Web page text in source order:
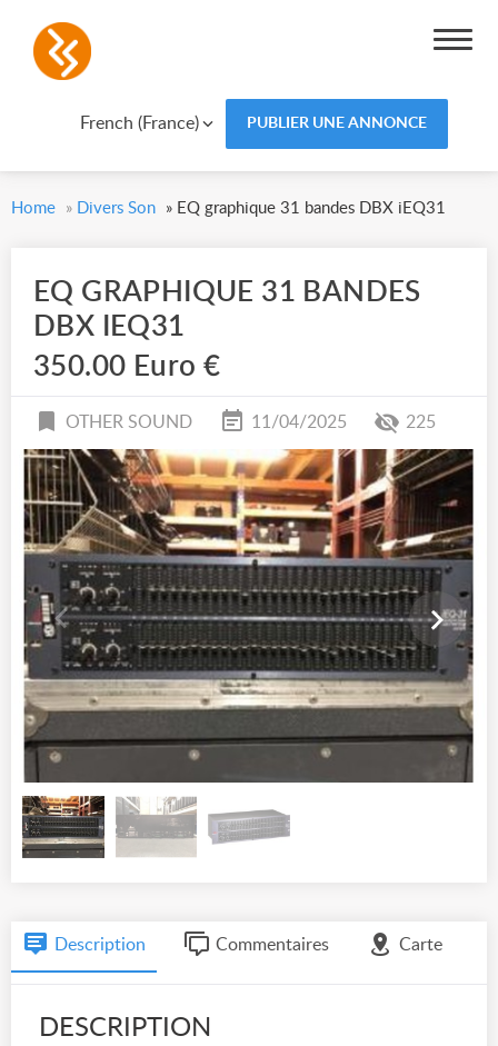
French (France) PUBLIER UNE ANNONCE
Home » Divers Son » EQ graphique 31 bandes DBX iEQ31
EQ GRAPHIQUE 31 BANDES
DBX IEQ31
350.00 Euro €
OTHER SOUND 11/04/2025 225
Description Commentaires Carte
DESCRIPTION